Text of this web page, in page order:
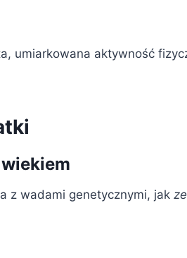
umiarkowana aktywność
z wadami genetycznymi, jak